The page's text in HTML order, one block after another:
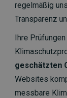
regelmäßig
Transparenz
Ihre
geschätzten
Websites
messbare